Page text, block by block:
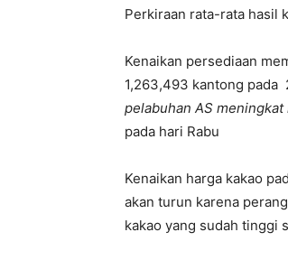
Perkiraan rata-rata hasil
Kenaikan persediaan
1,263,493 kantong pada
pelabuhan AS meningkat
pada hari Rabu
Kenaikan harga kakao
akan turun karena
kakao yang sudah tinggi